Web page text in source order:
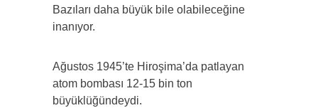
Bazıları daha büyük bile olabileceğine
inanıyor.
Ağustos 1945’te Hiroşima’da patlayan
atom bombası 12-15 bin ton
büyüklüğündeydi.